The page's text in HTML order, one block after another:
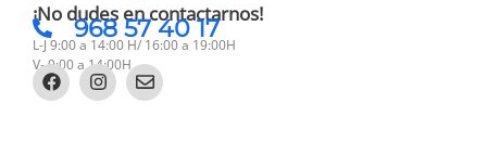
¡No dudes en contactarnos!
968 57 40 17
L-J 9:00 a 14:00 H/ 16:00 a 19:00H
V- 9:00 a 14:00H